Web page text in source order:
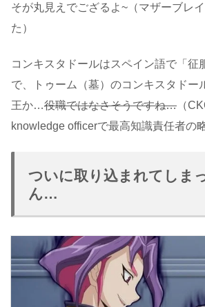
そが丸見えでござるよ~（マザーブレ
た）
コンキスタドールはスペイン語で「征
で、トゥーム（墓）のコンキスタドー
王か…役職ではなさそうですね… （
knowledge officerで最高知識責任者の
ついに取り込まれてしま
ん…